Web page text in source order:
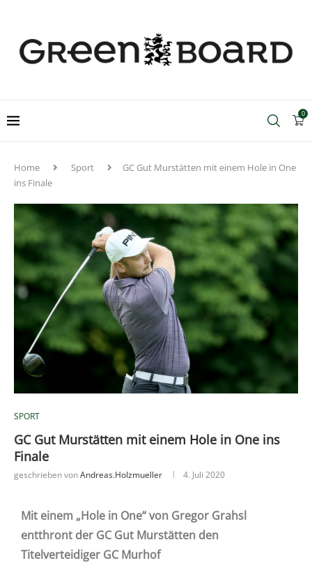
0
Home Sport
GC Gut Murstätten mit einem Hole in One
ins Finale
SPORT
GC Gut Murstätten mit einem Hole in One ins
Finale
geschrieben vonAndreas.holzmueller 4. Juli 2020
Mit einem „Hole in One“ von Gregor Grahsl
entthront der GC Gut Murstätten den
Titelverteidiger GC Murhof